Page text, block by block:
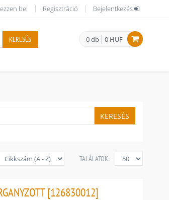
be! Regisztráció Bejelentkezés
0 db 0 HUF
KERESÉS
KERESÉS
TALÁLATOK:
[126830012]